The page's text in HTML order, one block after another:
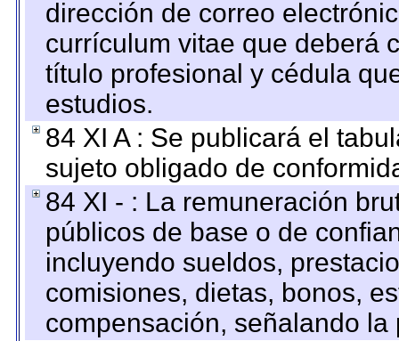
dirección de correo
currículum vitae que deberá
título profesional y cédula
estudios.
84 XI A : Se publicará el
sujeto obligado de
84 XI - : La remuneración
públicos de base o de
incluyendo sueldos,
comisiones, dietas, bonos,
compensación, señalando